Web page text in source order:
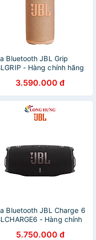
Bluetooth JBL Grip
- Hàng chính hãng
3.590.000 đ
Bluetooth JBL Charge 6
- Hàng chính
5.750.000 đ